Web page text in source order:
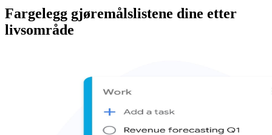
Fargelegg gjøremålslistene dine etter
livsområde